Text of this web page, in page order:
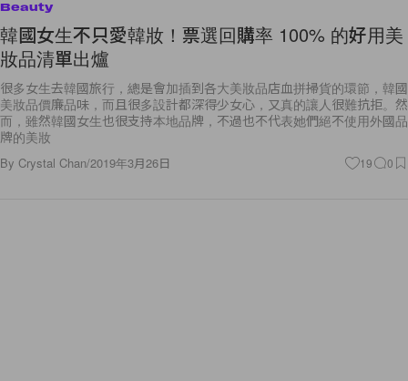
Beauty
韓國女生不只愛韓妝！票選回購率 100% 的好用美
妝品清單出爐
很多女生去韓國旅行，總是會加插到各大美妝品店血拼掃貨的環節，韓國
美妝品價廉品味，而且很多設計都深得少女心，又真的讓人很難抗拒。然
而，雖然韓國女生也很支持本地品牌，不過也不代表她們絕不使用外國品
牌的美妝
By Crystal Chan/2019年3月26日 19 0